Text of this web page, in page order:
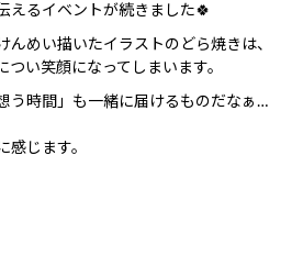
えるイベントが続きました🍀
んめい描いたイラストのどら焼きは、
つい笑顔になってしまいます。
う時間」も一緒に届けるものだなぁ…
感じます。